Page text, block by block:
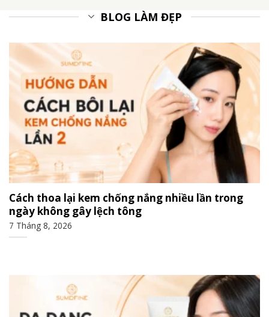
BLOG LÀM ĐẸP
Cách thoa lại kem chống nắng nhiều lần trong
ngày không gây lệch tông
7 Tháng 8, 2026